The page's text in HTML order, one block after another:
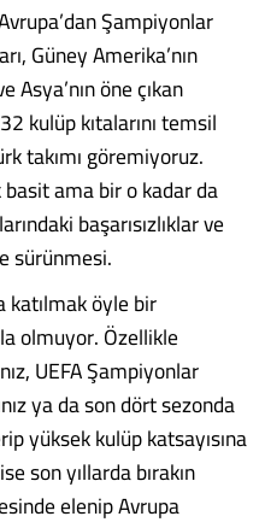
Şampiyonlar
Güney Amerika’nın
Asya’nın öne çıkan
kulüp kıtalarını temsil
takımı göremiyoruz.
basit ama bir o kadar da
başarısızlıklar ve
sürünmesi.
katılmak öyle bir
olmuyor. Özellikle
UEFA Şampiyonlar
ya da son dört sezonda
yüksek kulüp katsayısına
son yıllarda bırakın
elenip Avrupa